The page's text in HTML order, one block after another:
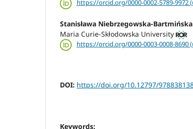
https://orcid.org/0000-0002-5789-9972
Stanisława Niebrzegowska-
Maria Curie-Skłodowska University
https://orcid.org/0000-0003-0008-8690
DOI: https://doi.org/10.12797/
Keywords: